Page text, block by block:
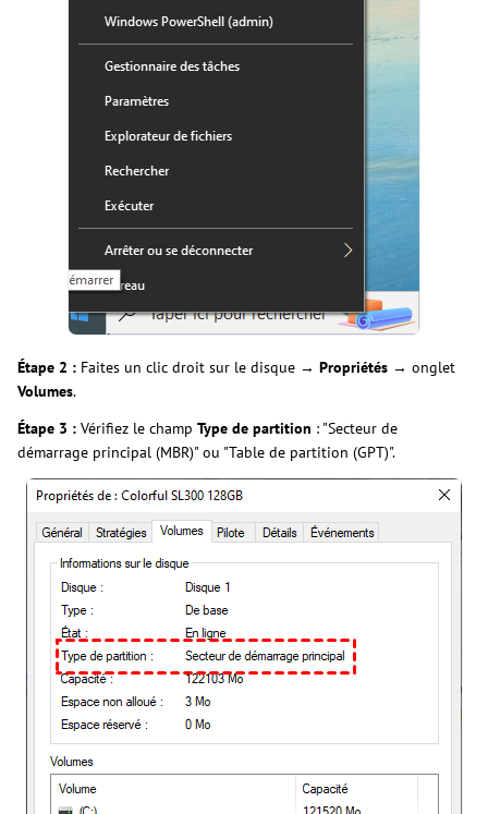
Étape 2 : Faites un clic droit sur le disque → Propriétés → onglet
Volumes.
Étape 3 : Vérifiez le champ Type de partition : "Secteur de
démarrage principal (MBR)" ou "Table de partition (GPT)".